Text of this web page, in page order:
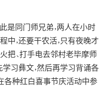
是同门师兄弟，两人在小时
中，还要干农活，只有夜晚才
把、打手电去邻村老毕摩师
学习彝文，然后再学习背诵各
各种红白喜事节庆活动中参